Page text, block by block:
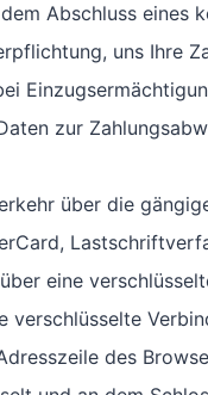
Abschluss eines
uns Ihre
zur
über die
eine
verschlüsselte
des